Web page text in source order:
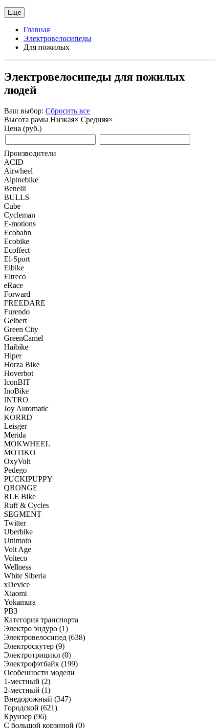
Еще
Главная
Электровелосипеды
Для пожилых
Электровелосипеды для пожилых
людей
Ваш выбор: Сбросить все
Высота рамы Низкая× Средняя×
Цена (руб.)
Производители
ACID
Airwheel
Alpinebike
Benelli
BULLS
Cube
Cycleman
E-motions
Ecobahn
Ecobike
Ecoffect
El-Sport
Elbike
Eltreco
eRace
Forward
FREEDARE
Furendo
Gelbert
Green City
GreenCamel
Haibike
Hiper
Horza Bike
Hoverbot
IconBIT
InoBike
INTRO
Joy Automatic
KORRD
Leisger
Merida
MOKWHEEL
MOTIKO
OxyVolt
Pedego
PUCKIPUPPY
QRONGE
RLE Bike
Ruff & Cycles
SEGMENT
Twitter
Uberbike
Unimoto
Volt Age
Volteco
Wellness
White Siberia
xDevice
Xiaomi
Yokamura
РВЗ
Категория транспорта
Электро эндуро (1)
Электровелосипед (638)
Электроскутер (9)
Электротрицикл (0)
Электрофэтбайк (199)
Особенности модели
1-местный (2)
2-местный (1)
Внедорожный (347)
Городской (621)
Круизер (96)
С большой корзиной (0)